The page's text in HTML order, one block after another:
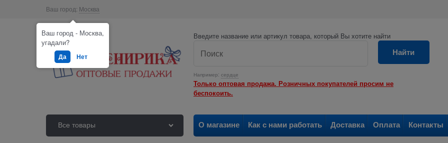
Ваш город: Москва
Введите название или артикул товара, который Вы хотите найти
Например: сердце
Найти
Только оптовая продажа. Розничных покупателей просим не
беспокоить.
Все товары О магазине Как с нами работать Доставка Оплата Контакты
Ваш город - Москва,
угадали?
Да Нет